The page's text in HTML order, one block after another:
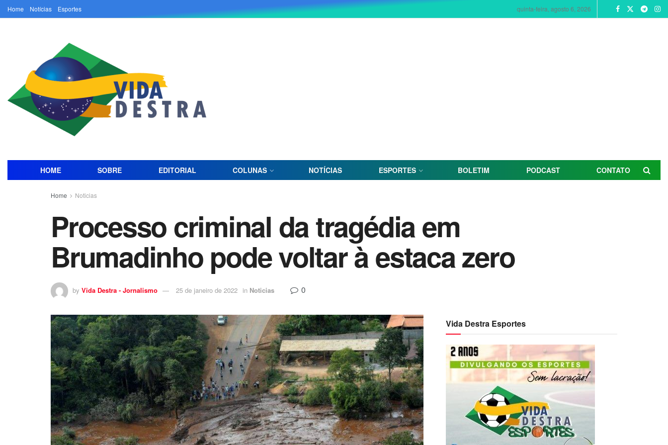
Home Notícias Esportes quinta-feira, agosto 6, 2026
HOME SOBRE EDITORIAL COLUNAS NOTÍCIAS ESPORTES BOLETIM PODCAST CONTATO
Home Noticias
Processo criminal da tragédia em
Brumadinho pode voltar à estaca zero
by Vida Destra - Jornalismo 25 de janeiro de 2022 in Noticias 0
Vida Destra Esportes